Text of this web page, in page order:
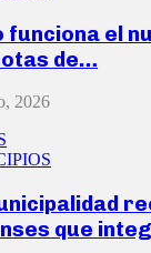
funciona el
de…
2026
que